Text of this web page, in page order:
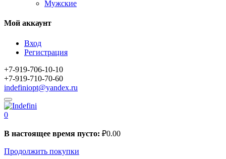
Мужские
Мой аккаунт
Вход
Регистрация
+7-919-706-10-10
+7-919-710-70-60
indefiniopt@yandex.ru
0
В настоящее время пусто: ₽0.00
Продолжить покупки